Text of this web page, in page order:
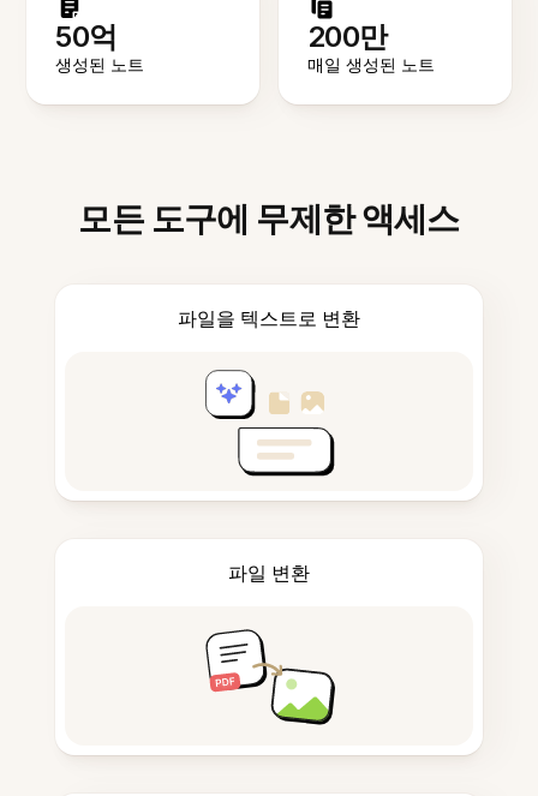
50억
생성된 노트
200만
매일 생성된 노트
모든 도구에 무제한 액세스
파일을 텍스트로 변환
파일 변환